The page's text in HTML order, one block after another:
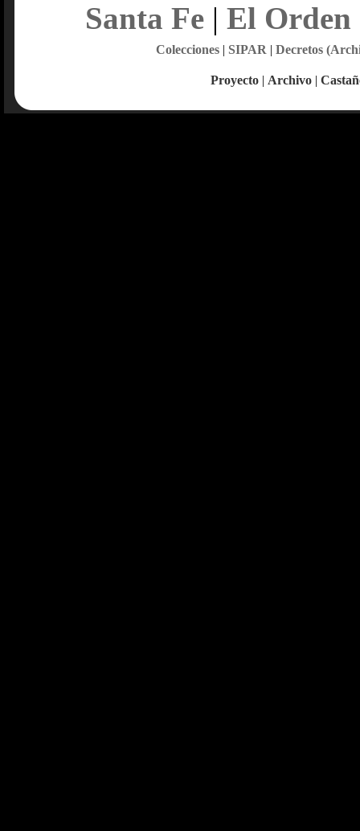
Santa Fe| El Orden
Colecciones| SIPAR | Decretos
Proyecto | Archivo |